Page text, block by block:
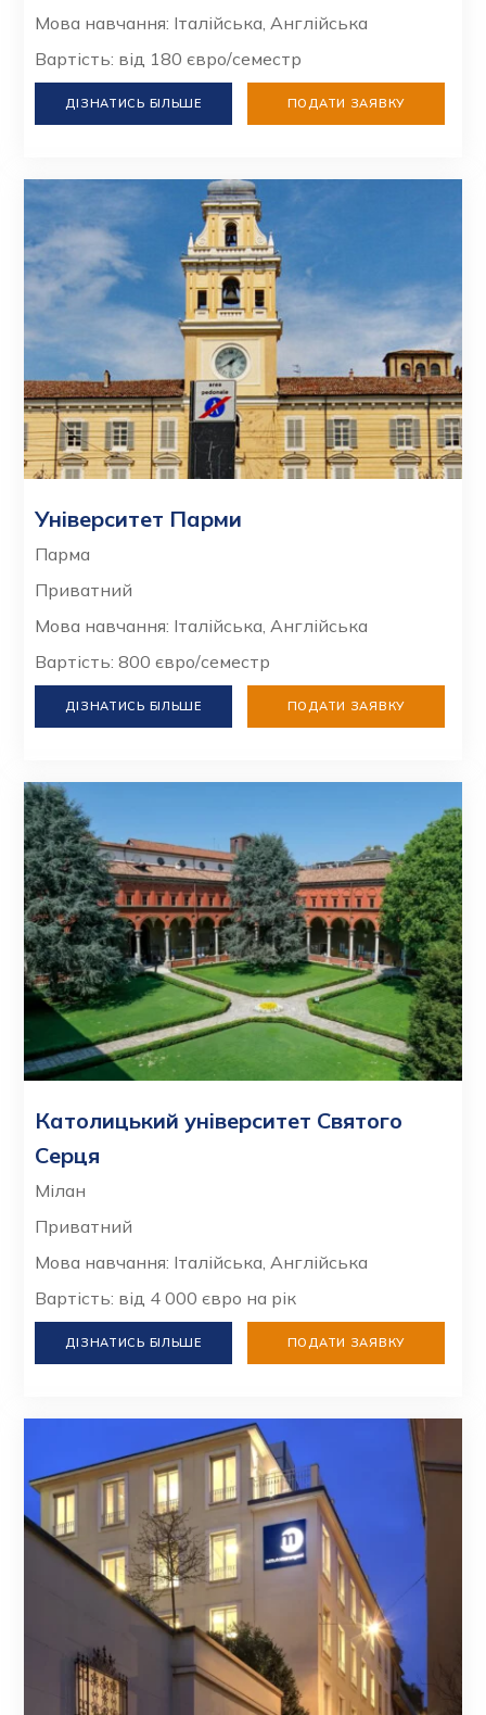
Мова навчання: Італійська, Англійська
Вартість: від 180 євро/семестр
ДІЗНАТИСЬ БІЛЬШЕ ПОДАТИ ЗАЯВКУ
Університет Парми
Парма
Приватний
Мова навчання: Італійська, Англійська
Вартість: 800 євро/семестр
ДІЗНАТИСЬ БІЛЬШЕ ПОДАТИ ЗАЯВКУ
Католицький університет Святого
Серця
Мілан
Приватний
Мова навчання: Італійська, Англійська
Вартість: від 4 000 євро на рік
ДІЗНАТИСЬ БІЛЬШЕ ПОДАТИ ЗАЯВКУ